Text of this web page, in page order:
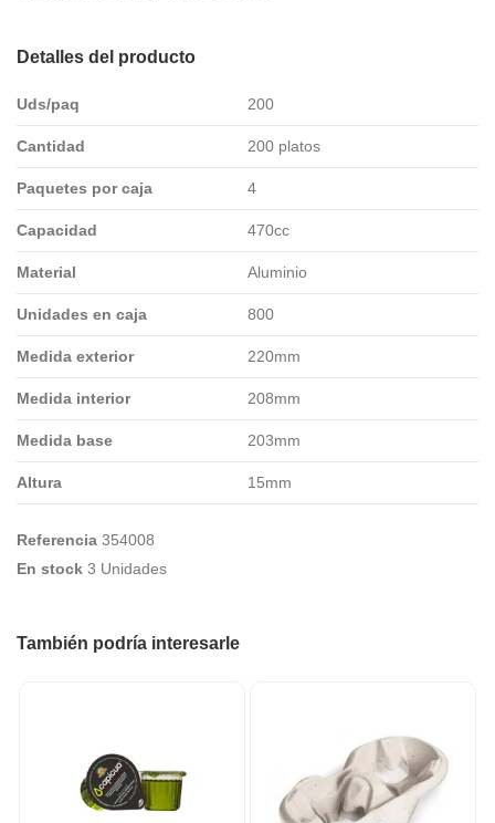
Detalles del producto
Uds/paq 200
Cantidad 200 platos
Paquetes por caja 4
Capacidad 470cc
Material Aluminio
Unidades en caja 800
Medida exterior 220mm
Medida interior 208mm
Medida base 203mm
Altura 15mm
Referencia 354008
En stock 3 Unidades
También podría interesarle